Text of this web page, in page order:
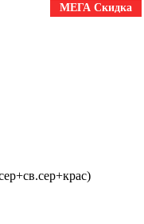
МЕГА Скидка